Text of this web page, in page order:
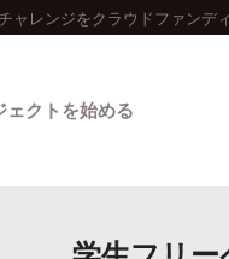
レンジをクラウドファンデ
ェクトを始める